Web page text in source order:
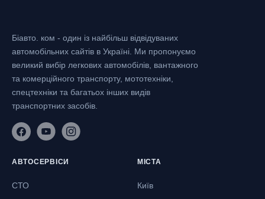
Біавто. ком - один із найбільш відвідуваних
автомобільних сайтів в Україні. Ми пропонуємо
великий вибір легкових автомобілів, вантажного
та комерційного транспорту, мототехніки,
спецтехніки та багатьох інших видів
транспортних засобів.
АВТОСЕРВІСИ
СТО
МІСТА
Київ